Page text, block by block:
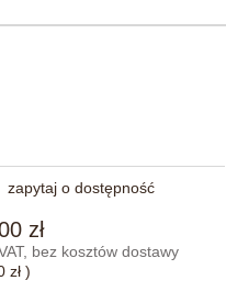
zapytaj o dostępność
zł
bez kosztów dostawy
zł)